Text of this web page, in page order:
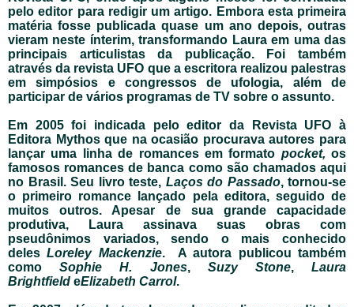
pelo editor para redigir um artigo. Embora esta primeira
matéria fosse publicada quase um ano depois, outras
vieram neste ínterim, transformando Laura em uma das
principais articulistas da publicação. Foi também
através da revista UFO que a escritora realizou palestras
em simpósios e congressos de ufologia, além de
participar de vários programas de TV sobre o assunto.
Em 2005 foi indicada pelo editor da Revista UFO à
Editora Mythos que na ocasião procurava autores para
lançar uma linha de romances em formato pocket, os
famosos romances de banca como são chamados aqui
no Brasil. Seu livro teste, Laços do Passado, tornou-se
o primeiro romance lançado pela editora, seguido de
muitos outros. Apesar de sua grande capacidade
produtiva, Laura assinava suas obras com
pseudônimos variados, sendo o mais conhecido
delesLoreley Mackenzie. A autora publicou também
comoSophie H. Jones, Suzy Stone,Laura
Brightfield eElizabeth Carrol.